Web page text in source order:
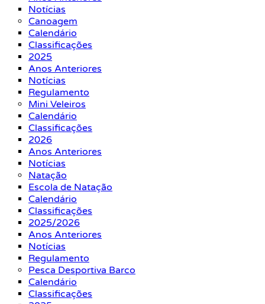
Notícias
Canoagem
Calendário
Classificações
2025
Anos Anteriores
Notícias
Regulamento
Mini Veleiros
Calendário
Classificações
2026
Anos Anteriores
Notícias
Natação
Escola de Natação
Calendário
Classificações
2025/2026
Anos Anteriores
Notícias
Regulamento
Pesca Desportiva Barco
Calendário
Classificações